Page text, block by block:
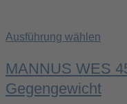
Ausführung wählen
MANNUS WES
Gegengewicht